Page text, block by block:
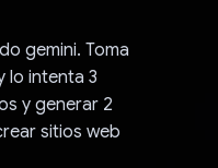
gemini. Toma
lo intenta 3
y generar 2
sitios web